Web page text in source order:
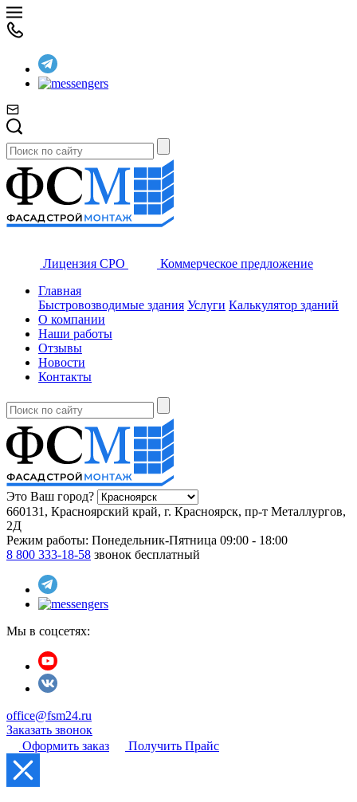
Лицензия СРО
Коммерческое предложение
Главная
Быстровозводимые здания Услуги Калькулятор зданий
О компании
Наши работы
Отзывы
Новости
Контакты
Это Ваш город?
660131, Красноярский край, г. Красноярск, пр-т Металлургов,
2Д
Режим работы: Понедельник-Пятница 09:00 - 18:00
8 800 333-18-58 звонок бесплатный
Мы в соцсетях:
office@fsm24.ru
Заказать звонок
Оформить заказ
Получить Прайс